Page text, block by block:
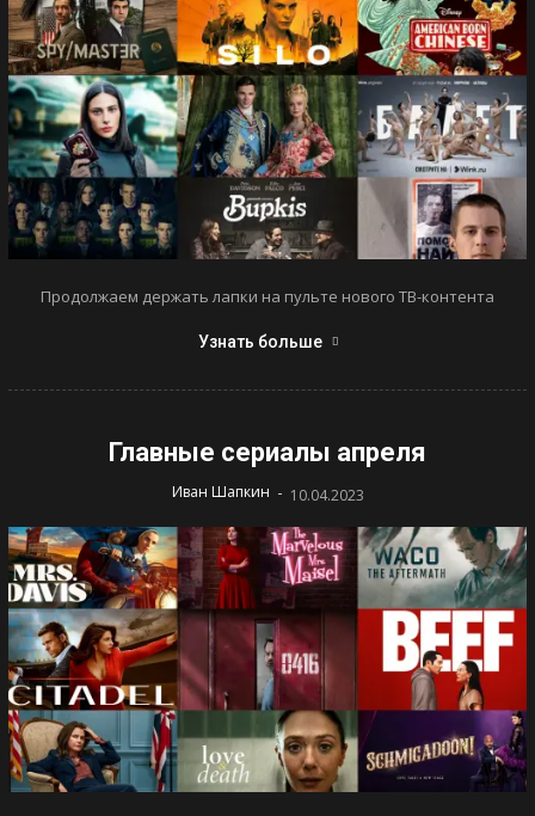
Продолжаем держать лапки на пульте нового ТВ-контента
Узнать больше
Главные сериалы апреля
Иван Шапкин - 10.04.2023